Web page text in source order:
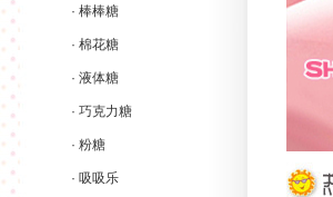
· 棒棒糖
· 棉花糖
· 液体糖
· 巧克力糖
· 粉糖
· 吸吸乐